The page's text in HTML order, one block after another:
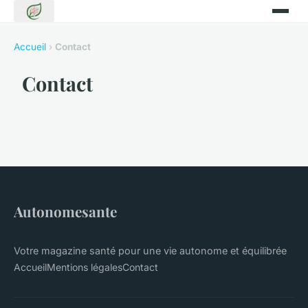
Accueil › Contact
Contact
Autonomesante
Votre magazine santé pour une vie autonome et équilibrée
AccueilMentions légalesContact